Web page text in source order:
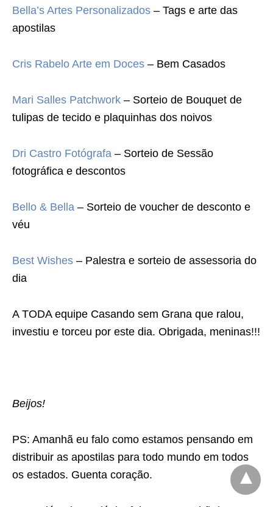
Bella’s Artes Personalizados – Tags e arte das
apostilas
Cris Rabelo Arte em Doces – Bem Casados
Mari Salles Patchwork – Sorteio de Bouquet de
tulipas de tecido e plaquinhas dos noivos
Dri Castro Fotógrafa – Sorteio de Sessão
fotográfica e descontos
Bello & Bella – Sorteio de voucher de desconto e
véu
Best Wishes – Palestra e sorteio de assessoria do
dia
A TODA equipe Casando sem Grana que ralou,
investiu e torceu por este dia. Obrigada, meninas!!!
Beijos!
PS: Amanhã eu falo como estamos pensando em
distribuir as apostilas para todo mundo em todos
os estados. Guenta coração.